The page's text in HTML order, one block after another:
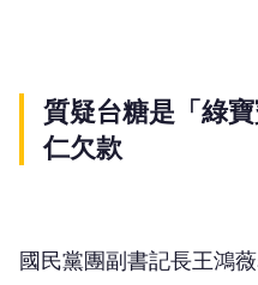
質疑台糖是「綠
仁欠款
國民黨團副書記長王鴻